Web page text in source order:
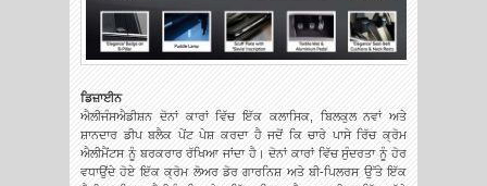
ਡਿਜ਼ਾਈਨ
ਐਲੀਜੰਸਐਡੀਸ਼ਨ ਦੋਨਾਂ ਕਾਰਾਂ ਵਿੱਚ ਇੱਕ ਕਲਾਸਿਕ, ਬਿਲਕੁਲ ਨਵਾਂ ਅਤੇ
ਸ਼ਾਨਦਾਰ ਡੀਪ ਬਲੈਕ ਪੇਂਟ ਪੇਸ਼ ਕਰਦਾ ਹੈ ਜਦੋਂ ਕਿ ਚਾਰੇ ਪਾਸੇ ਰਿੱਚ ਕ੍ਰੋਮ
ਐਲੀਮੈਂਟਸ ਨੂੰ ਬਰਕਰਾਰ ਰੱਖਿਆ ਜਾਂਦਾ ਹੈ। ਦੋਨਾਂ ਕਾਰਾਂ ਵਿੱਚ ਸੁੰਦਰਤਾ ਨੂੰ ਹੋਰ
ਵਧਾਉਂਦੇ ਹੋਏ ਇੱਕ ਕ੍ਰੋਮ ਲੋਅਰ ਡੋਰ ਗਾਰਨਿਸ਼ ਅਤੇ ਬੀ-ਪਿਲਰਸ ਉੱਤੇ ਇੱਕ